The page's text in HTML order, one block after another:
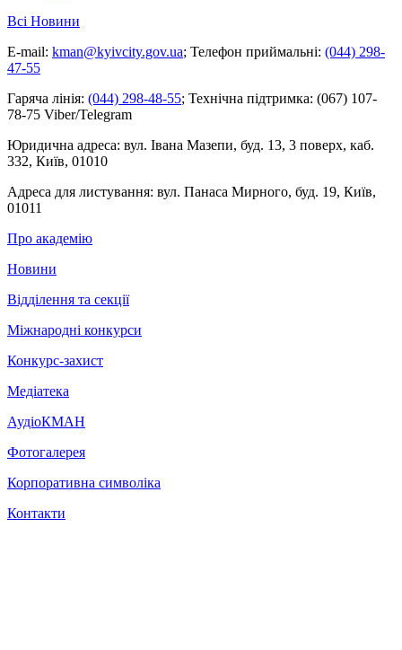
Всі Новини
E-mail: kman@kyivcity.gov.ua; Телефон приймальні: (044) 298-
47-55
Гаряча лінія: (044) 298-48-55; Технічна підтримка: (067) 107-
78-75 Viber/Telegram
Юридична адреса: вул. Івана Мазепи, буд. 13, 3 поверх, каб.
332, Київ, 01010
Адреса для листування: вул. Панаса Мирного, буд. 19, Київ,
01011
Про академію
Новини
Відділення та секції
Міжнародні конкурси
Конкурс-захист
Медіатека
АудіоКМАН
Фотогалерея
Корпоративна символіка
Контакти